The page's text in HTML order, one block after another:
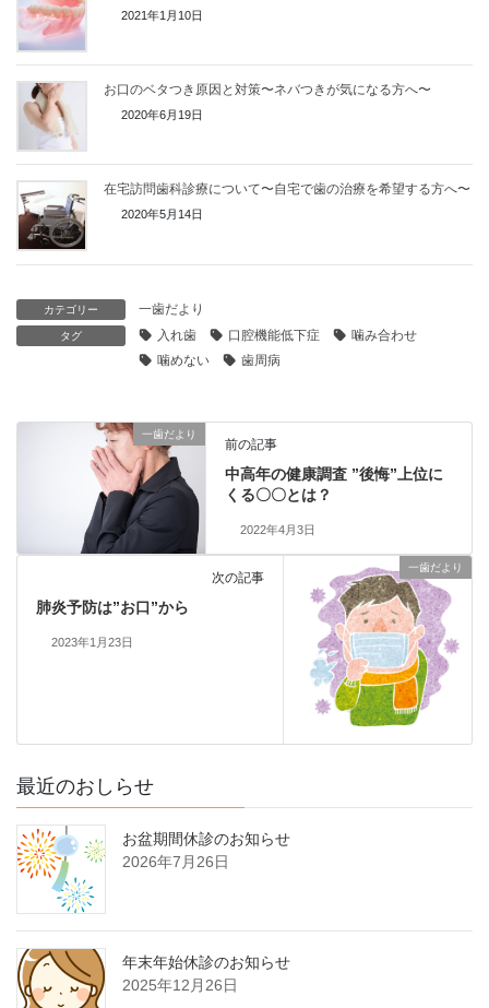
2021年1月10日
お口のベタつき原因と対策〜ネバつきが気になる方へ〜
2020年6月19日
在宅訪問歯科診療について〜自宅で歯の治療を希望する方へ〜
2020年5月14日
カテゴリー 一歯だより
タグ 入れ歯 口腔機能低下症
噛み合わせ
噛めない
歯周病
一歯だより
前の記事
中高年の健康調査 ”後悔”上位に
くる〇〇とは？
2022年4月3日
一歯だより
次の記事
肺炎予防は”お口”から
2023年1月23日
最近のおしらせ
お盆期間休診のお知らせ
2026年7月26日
年末年始休診のお知らせ
2025年12月26日